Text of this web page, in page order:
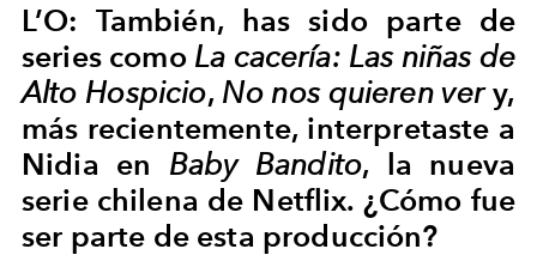
L’O: También, has sido parte de
series como La cacería: Las niñas de
Alto Hospicio, No nos quieren very,
más recientemente, interpretaste a
Nidia en Baby Bandito, la nueva
serie chilena de Netflix. ¿Cómo fue
ser parte de esta producción?